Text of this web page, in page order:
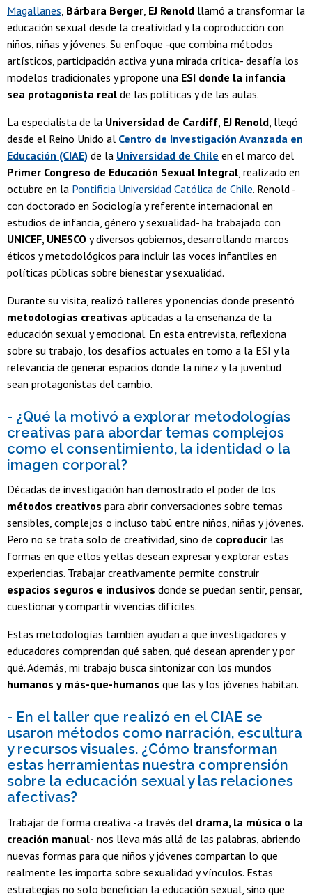
Magallanes Bárbara Berger EJ Renold llamó a transformar la
educación sexual desde la creatividad y la coproducción con
niños, niñas y jóvenes. Su enfoque -que combina métodos
artísticos, participación activa y una mirada crítica- desafía los
modelos tradicionales y propone una ESI donde la infancia
sea protagonista real de las políticas y de las aulas.
La especialista de la Universidad de Cardiff EJ Renold , llegó
desde el Reino Unido al Centro de Investigación Avanzada en
Educación (CIAE) de la Universidad de Chile en el marco del
Primer Congreso de Educación Sexual Integral , realizado en
octubre en la Pontificia Universidad Católica de Chile. Renold -
con doctorado en Sociología y referente internacional en
estudios de infancia, género y sexualidad- ha trabajado con
UNICEF UNESCO y diversos gobiernos, desarrollando marcos
éticos y metodológicos para incluir las voces infantiles en
políticas públicas sobre bienestar y sexualidad.
Durante su visita, realizó talleres y ponencias donde presentó
metodologías creativas aplicadas a la enseñanza de la
educación sexual y emocional. En esta entrevista, reflexiona
sobre su trabajo, los desafíos actuales en torno a la ESI y la
relevancia de generar espacios donde la niñez y la juventud
sean protagonistas del cambio.
- ¿Qué la motivó a explorar metodologías
creativas para abordar temas complejos
como el consentimiento, la identidad o la
imagen corporal?
Décadas de investigación han demostrado el poder de los
métodos creativos para abrir conversaciones sobre temas
sensibles, complejos o incluso tabú entre niños, niñas y jóvenes.
Pero no se trata solo de creatividad, sino de coproducir las
formas en que ellos y ellas desean expresar y explorar estas
experiencias. Trabajar creativamente permite construir
espacios seguros e inclusivos donde se puedan sentir, pensar,
cuestionar y compartir vivencias difíciles.
Estas metodologías también ayudan a que investigadores y
educadores comprendan qué saben, qué desean aprender y por
qué. Además, mi trabajo busca sintonizar con los mundos
humanos y más-que-humanos que las y los jóvenes habitan.
- En el taller que realizó en el CIAE se
usaron métodos como narración, escultura
y recursos visuales. ¿Cómo transforman
estas herramientas nuestra comprensión
sobre la educación sexual y las relaciones
afectivas?
Trabajar de forma creativa -a través del drama, la música o la
creación manual- nos lleva más allá de las palabras, abriendo
nuevas formas para que niños y jóvenes compartan lo que
realmente les importa sobre sexualidad y vínculos. Estas
estrategias no solo benefician la educación sexual, sino que